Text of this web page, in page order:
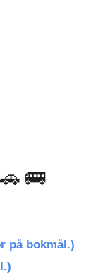
🚌
på bokmål.)